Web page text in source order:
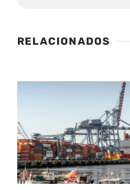
RELACIONADOS